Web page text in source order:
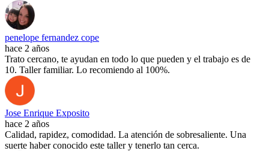
penelope fernandez cope
hace 2 años
Trato cercano, te ayudan en todo lo que pueden y el trabajo es de
10. Taller familiar. Lo recomiendo al 100%.
Jose Enrique Exposito
hace 2 años
Calidad, rapidez, comodidad. La atención de sobresaliente. Una
suerte haber conocido este taller y tenerlo tan cerca.